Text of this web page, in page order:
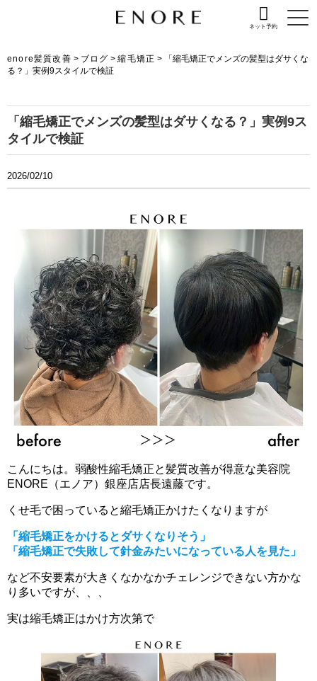
ネット予約
enore髪質改善 > ブログ >縮毛矯正 >
「縮毛矯正でメンズの髪型はダサくな
る？」実例9スタイルで検証
「縮毛矯正でメンズの髪型はダサくなる？」実例9ス
タイルで検証
2026/02/10
こんにちは。弱酸性縮毛矯正と髪質改善が得意な美容院
ENORE（エノア）銀座店店長遠藤です。
くせ毛で困っていると縮毛矯正かけたくなりますが
「縮毛矯正をかけるとダサくなりそう」
「縮毛矯正で失敗して針金みたいになっている人を見た」
など不安要素が大きくなかなかチェレンジできない方かな
り多いですが、、、
実は縮毛矯正はかけ方次第で